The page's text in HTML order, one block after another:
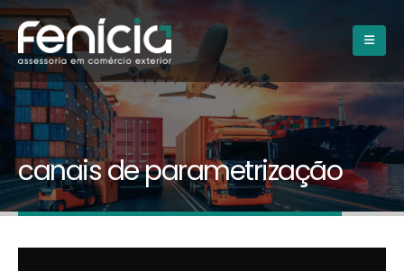
canais de parametrização